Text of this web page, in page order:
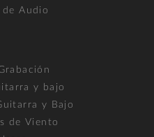
de Audio
y bajo
y Bajo
de Viento